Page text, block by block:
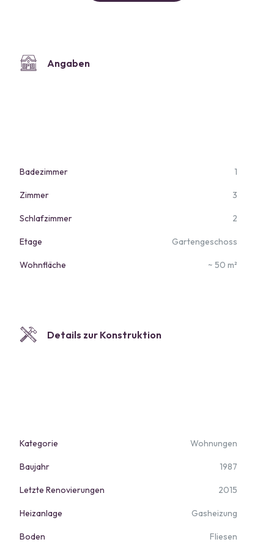
Angaben
Badezimmer 1
Zimmer 3
Schlafzimmer 2
Etage Gartengeschoss
Wohnfläche ~ 50 m²
Details zur Konstruktion
Kategorie Wohnungen
Baujahr 1987
Letzte Renovierungen 2015
Heizanlage Gasheizung
Boden
Fliesen